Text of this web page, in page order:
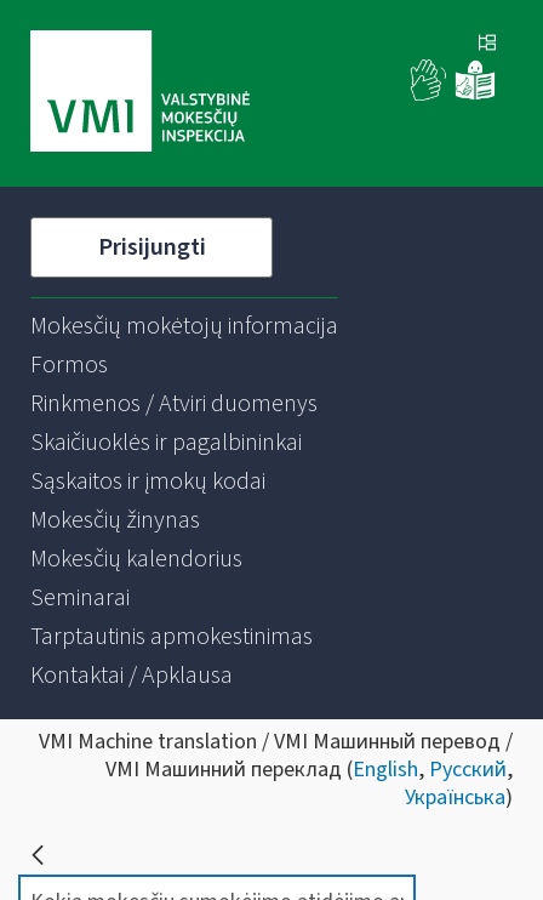
Prisijungti
Mokesčių mokėtojų informacija
Formos
Rinkmenos / Atviri duomenys
Skaičiuoklės ir pagalbininkai
Sąskaitos ir įmokų kodai
Mokesčių žinynas
Mokesčių kalendorius
Seminarai
Tarptautinis apmokestinimas
Kontaktai / Apklausa
VMI Machine translation / VMI Машинный перевод /
VMI Машинний переклад (English, Русский,
Українська)